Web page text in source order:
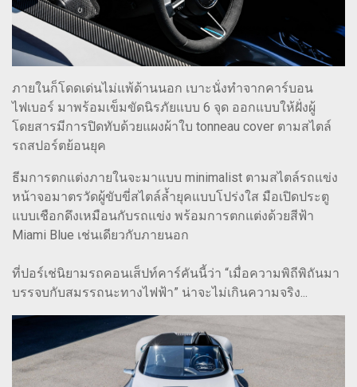
ภายในก็โดดเด่นไม่แพ้ด้านนอก เบาะนั่งทำจากคาร์บอน
ไฟเบอร์ มาพร้อมเข็มขัดนิรภัยแบบ 6 จุด ออกแบบให้ฝั่งผู้
โดยสารมีการปิดทับด้วยแผงผ้าใบ tonneau cover ตามสไตล์
รถสปอร์ตย้อนยุค
ธีมการตกแต่งภายในจะมาแบบ minimalist ตามสไตล์รถแข่ง
หน้าจอมาตรวัดผู้ขับขี่สไตล์ล้ำยุคแบบโปร่งใส มือเปิดประตู
แบบเชือกดึงเหมือนกับรถแข่ง พร้อมการตกแต่งด้วยสีฟ้า
Miami Blue เช่นเดียวกับภายนอก
ที่ปอร์เช่นิยามรถคอนเส็ปท์คาร์คันนี้ว่า “เมื่อความพิถีพิถันมา
บรรจบกับสมรรถนะทางไฟฟ้า” น่าจะไม่เกินความจริง...